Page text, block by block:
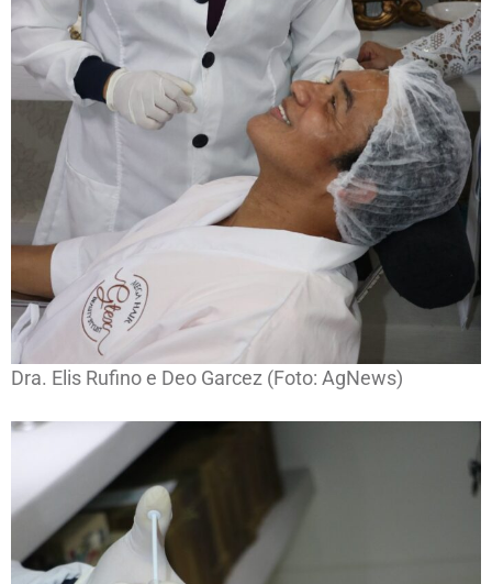
Dra. Elis Rufino e Deo Garcez (Foto: AgNews)